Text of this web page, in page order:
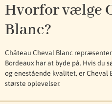
Hvorfor vælge
Blanc?
Château Cheval Blanc
Bordeaux har at byde på. Hvis du
og enestående kvalitet, er Cheval
største oplevelser.